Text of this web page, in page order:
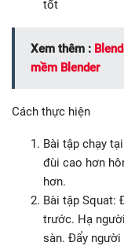
tốt
Xem thêm :
mềm Blender
Cách thực hiện
Bài tập chạy
đùi cao hơn
hơn.
Bài tập Squat:
trước. Hạ
sàn. Đẩy người